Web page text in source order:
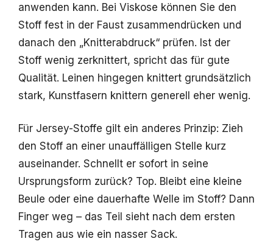
anwenden kann. Bei Viskose können Sie den
Stoff fest in der Faust zusammendrücken und
danach den „Knitterabdruck“ prüfen. Ist der
Stoff wenig zerknittert, spricht das für gute
Qualität. Leinen hingegen knittert grundsätzlich
stark, Kunstfasern knittern generell eher wenig.
Für Jersey-Stoffe gilt ein anderes Prinzip: Zieh
den Stoff an einer unauffälligen Stelle kurz
auseinander. Schnellt er sofort in seine
Ursprungsform zurück? Top. Bleibt eine kleine
Beule oder eine dauerhafte Welle im Stoff? Dann
Finger weg – das Teil sieht nach dem ersten
Tragen aus wie ein nasser Sack.